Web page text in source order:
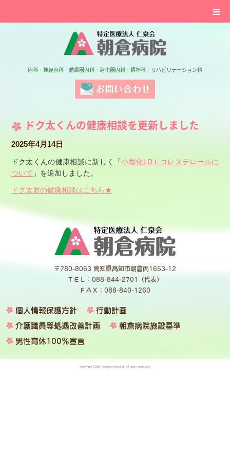
≡
内科・神経内科・循環器内科・消化器内科・精神科・リハビリテーション科
ドク太くんの健康相談を更新しました
2025年4月14日
ドク太くんの健康相談に新しく「小型化LDＬコレステロールに
ついて 」を追加しました。
ドク太君の健康相談はこちら★
〒780-8063 高知県高知市朝倉丙1653-12
ＴＥＬ：088-844-2701（代表）
ＦＡＸ：088-840-1260
個人情報保護方針
行動計画
介護職員等処遇改善計画
朝倉病院施設基準
男性育休100％宣言
Copyright 2018- Asakura Hospital. All rights reserved.